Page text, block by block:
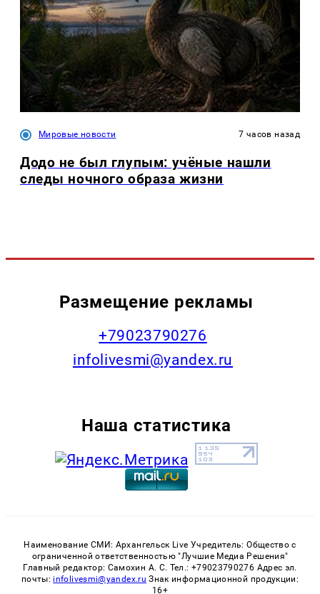
Мировые новости 7 часов назад
Додо не был глупым: учёные нашли
следы ночного образа жизни
Размещение рекламы
+79023790276
infolivesmi@yandex.ru
Наша статистика
Наименование СМИ: Архангельск Live Учредитель: Общество с
ограниченной ответственностью "Лучшие Медиа Решения"
Главный редактор: Самохин А. С. Тел.: +79023790276 Адрес эл.
почты: infolivesmi@yandex.ru Знак информационной продукции:
16+